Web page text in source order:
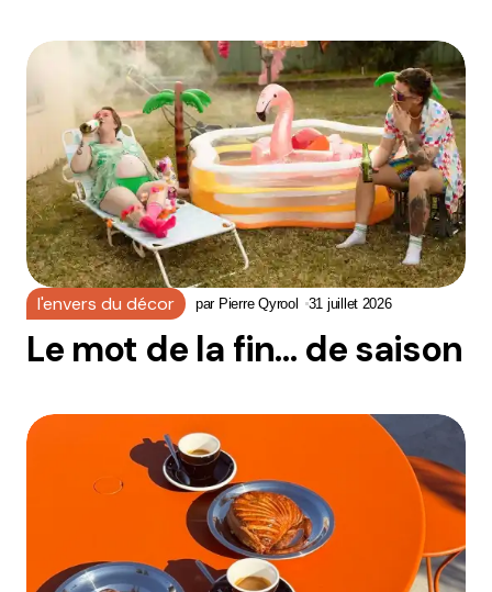
l'envers du décor par Pierre Qyrool 31 juillet 2026
Le mot de la fin… de saison